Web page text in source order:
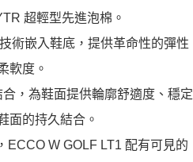
超輕型先進泡棉。
術嵌入鞋底，提供革命性的彈性
軟度。
，為鞋面提供輪廓舒適度、穩定
面的持久結合。
ECCO W GOLF LT1 配有可見的